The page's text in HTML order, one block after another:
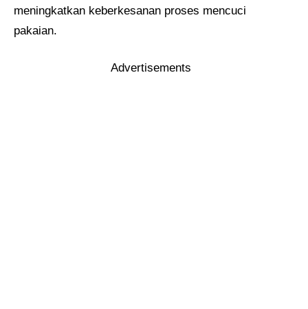
meningkatkan keberkesanan proses mencuci
pakaian.
Advertisements